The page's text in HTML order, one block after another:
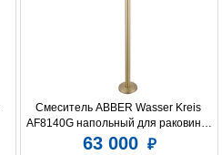
Смеситель ABBER Wasser Kreis
AF8140G напольный для раковины,
золото матовое
63 000